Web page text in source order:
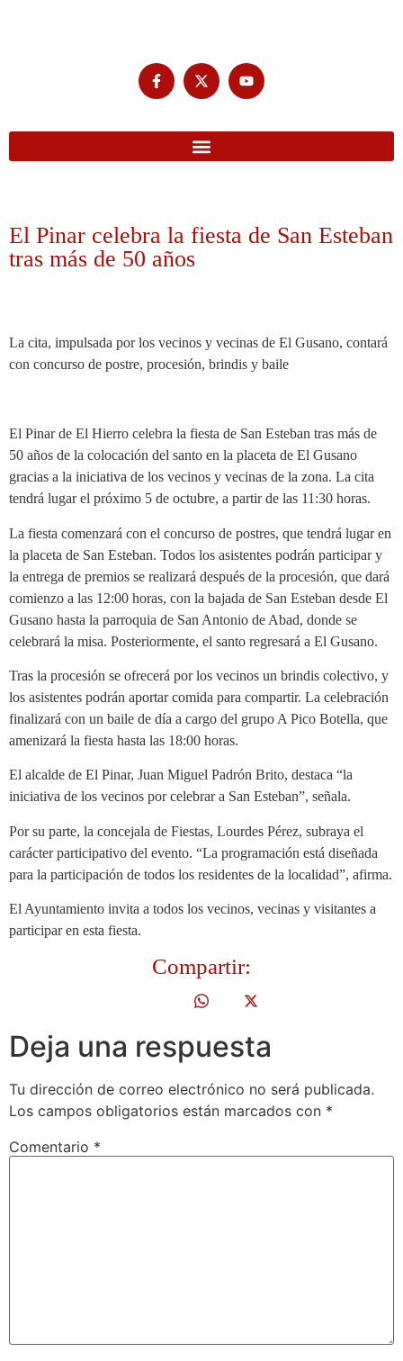
El Pinar celebra la fiesta de San Esteban
tras más de 50 años
La cita, impulsada por los vecinos y vecinas de El Gusano, contará
con concurso de postre, procesión, brindis y baile
El Pinar de El Hierro celebra la fiesta de San Esteban tras más de
50 años de la colocación del santo en la placeta de El Gusano
gracias a la iniciativa de los vecinos y vecinas de la zona. La cita
tendrá lugar el próximo 5 de octubre, a partir de las 11:30 horas.
La fiesta comenzará con el concurso de postres, que tendrá lugar en
la placeta de San Esteban. Todos los asistentes podrán participar y
la entrega de premios se realizará después de la procesión, que dará
comienzo a las 12:00 horas, con la bajada de San Esteban desde El
Gusano hasta la parroquia de San Antonio de Abad, donde se
celebrará la misa. Posteriormente, el santo regresará a El Gusano.
Tras la procesión se ofrecerá por los vecinos un brindis colectivo, y
los asistentes podrán aportar comida para compartir. La celebración
finalizará con un baile de día a cargo del grupo A Pico Botella, que
amenizará la fiesta hasta las 18:00 horas.
El alcalde de El Pinar, Juan Miguel Padrón Brito, destaca “la
iniciativa de los vecinos por celebrar a San Esteban”, señala.
Por su parte, la concejala de Fiestas, Lourdes Pérez, subraya el
carácter participativo del evento. “La programación está diseñada
para la participación de todos los residentes de la localidad”, afirma.
El Ayuntamiento invita a todos los vecinos, vecinas y visitantes a
participar en esta fiesta.
Compartir:
Deja una respuesta
Tu dirección de correo electrónico no será publicada.
Los campos obligatorios están marcados con *
Comentario *